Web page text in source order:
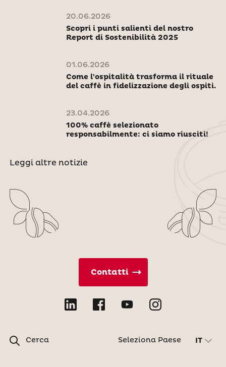
20.06.2026
Scopri i punti salienti del nostro
Report di Sostenibilità 2025
01.06.2026
Come l'ospitalità trasforma il rituale
del caffè in fidelizzazione degli ospiti.
23.04.2026
100% caffè selezionato
responsabilmente: ci siamo riusciti!
Leggi altre notizie
Cerca
Contatti
Seleziona Paese IT